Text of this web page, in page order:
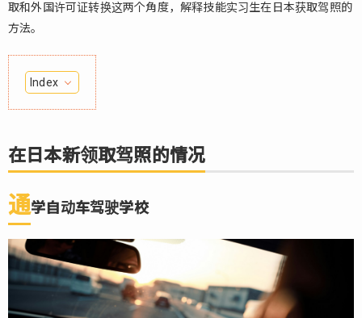
取和外国许可证转换这两个角度，解释技能实习生在日本获取驾照的
方法。
Index
1.
日
本
领
取
照
的
情
在日本新领取驾照的情况
通学自动车驾驶学校